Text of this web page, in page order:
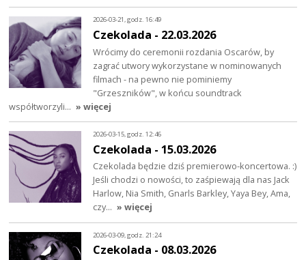
2026-03-21, godz. 16:49
Czekolada - 22.03.2026
Wrócimy do ceremonii rozdania Oscarów, by
zagrać utwory wykorzystane w nominowanych
filmach - na pewno nie pominiemy
"Grzeszników", w końcu soundtrack
współtworzyli… » więcej
2026-03-15, godz. 12:46
Czekolada - 15.03.2026
Czekolada będzie dziś premierowo-koncertowa. :)
Jeśli chodzi o nowości, to zaśpiewają dla nas Jack
Harlow, Nia Smith, Gnarls Barkley, Yaya Bey, Ama,
czy… » więcej
2026-03-09, godz. 21:24
Czekolada - 08.03.2026